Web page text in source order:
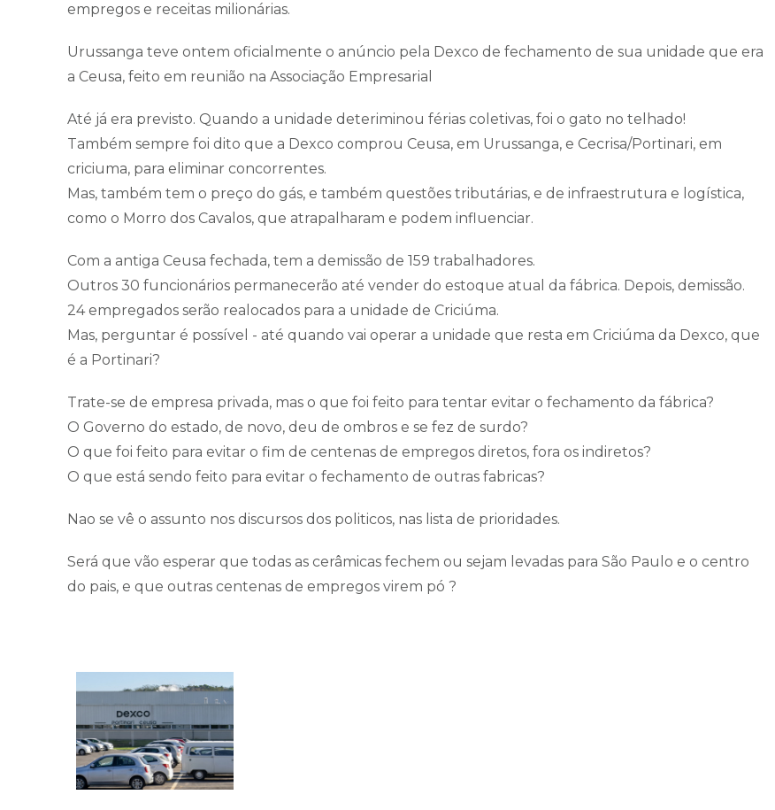
empregos e receitas milionárias.
Urussanga teve ontem oficialmente o anúncio pela Dexco de fechamento de sua unidade que era
a Ceusa, feito em reunião na Associação Empresarial
Até já era previsto. Quando a unidade deteriminou férias coletivas, foi o gato no telhado!
Também sempre foi dito que a Dexco comprou Ceusa, em Urussanga, e Cecrisa/Portinari, em
criciuma, para eliminar concorrentes.
Mas, também tem o preço do gás, e também questões tributárias, e de infraestrutura e logística,
como o Morro dos Cavalos, que atrapalharam e podem influenciar.
Com a antiga Ceusa fechada, tem a demissão de 159 trabalhadores.
Outros 30 funcionários permanecerão até vender do estoque atual da fábrica. Depois, demissão.
24 empregados serão realocados para a unidade de Criciúma.
Mas, perguntar é possível - até quando vai operar a unidade que resta em Criciúma da Dexco, que
é a Portinari?
Trate-se de empresa privada, mas o que foi feito para tentar evitar o fechamento da fábrica?
O Governo do estado, de novo, deu de ombros e se fez de surdo?
O que foi feito para evitar o fim de centenas de empregos diretos, fora os indiretos?
O que está sendo feito para evitar o fechamento de outras fabricas?
Nao se vê o assunto nos discursos dos politicos, nas lista de prioridades.
Será que vão esperar que todas as cerâmicas fechem ou sejam levadas para São Paulo e o centro
do pais, e que outras centenas de empregos virem pó ?